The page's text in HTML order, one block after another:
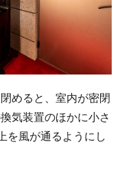
めると、室内が密閉
気装置のほかに小さ
を風が通るようにし